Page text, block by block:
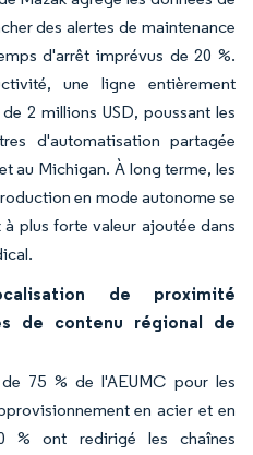
des alertes de maintenance
d'arrêt imprévus de 20 %.
une ligne entièrement
2 millions USD, poussant les
d'automatisation partagée
au Michigan. À long terme, les
en mode autonome se
plus forte valeur ajoutée dans
de proximité
de contenu régional de
75 % de l'AEUMC pour les
en acier et en
% ont redirigé les chaînes